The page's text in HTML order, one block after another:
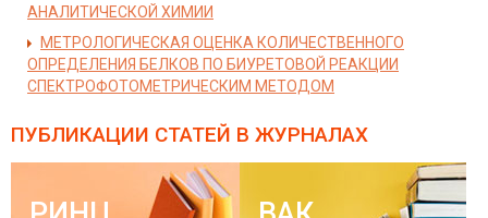
АНАЛИТИЧЕСКОЙ ХИМИИ
МЕТРОЛОГИЧЕСКАЯ ОЦЕНКА КОЛИЧЕСТВЕННОГО
ОПРЕДЕЛЕНИЯ БЕЛКОВ ПО БИУРЕТОВОЙ РЕАКЦИИ
СПЕКТРОФОТОМЕТРИЧЕСКИМ МЕТОДОМ
ПУБЛИКАЦИИ СТАТЕЙ В ЖУРНАЛАХ